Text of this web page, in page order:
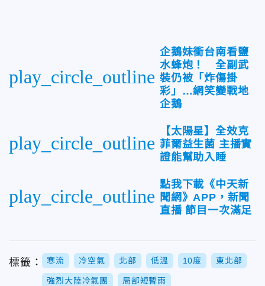
play_circle_outline
企鵝妹衝台南看鹽
水蜂炮！ 全副武
裝仍被「炸傷掛
彩」…網笑變戰地
企鵝
play_circle_outline
【太陽星】全效克
菲爾益生菌 主播實
證能幫助入睡
play_circle_outline
點我下載《中天新
聞網》APP，新聞
直播 節目一次滿足
標籤： 寒流 冷空氣 北部 低溫 10度 東北部
強烈大陸冷氣團 局部短暫雨